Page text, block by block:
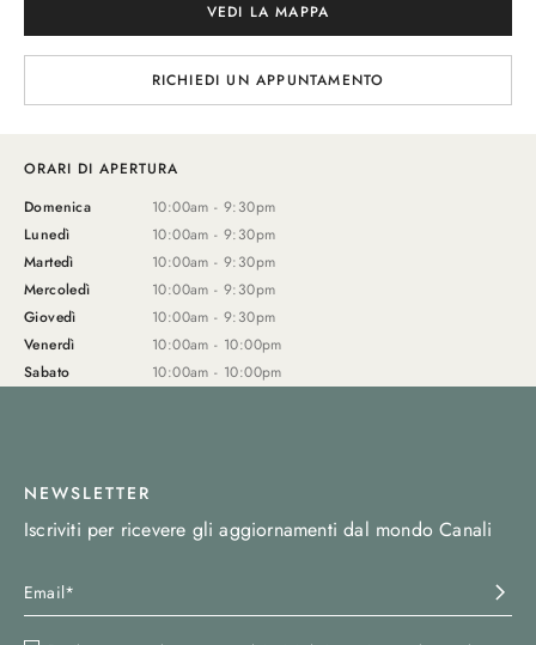
VEDI LA MAPPA
RICHIEDI UN APPUNTAMENTO
ORARI DI APERTURA
Domenica
10:00am - 9:30pm
Lunedì
10:00am - 9:30pm
Martedì
10:00am - 9:30pm
Mercoledì
10:00am - 9:30pm
Giovedì
10:00am - 9:30pm
Venerdì
10:00am - 10:00pm
Sabato
10:00am - 10:00pm
NEWSLETTER
Iscriviti per ricevere gli aggiornamenti dal mondo Canali